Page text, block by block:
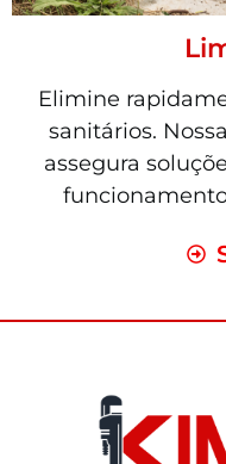
Elimine
sanitários.
assegura